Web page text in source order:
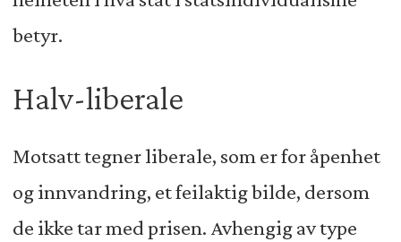
betyr.
Halv-liberale
Motsatt tegner liberale, som er for åpenhet
og innvandring, et feilaktig bilde, dersom
de ikke tar med prisen. Avhengig av type